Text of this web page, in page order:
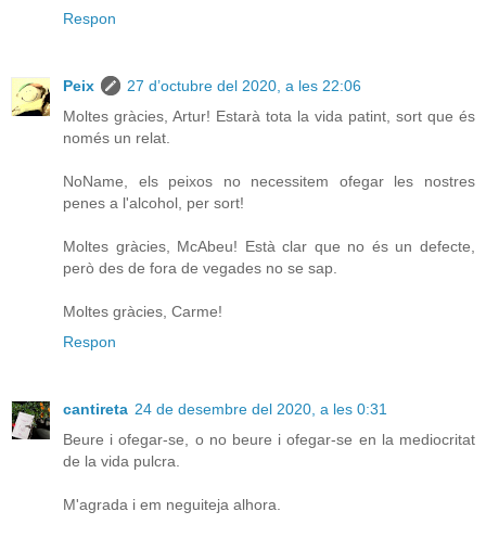
Respon
Peix
27 d’octubre del 2020, a les 22:06
Moltes gràcies, Artur! Estarà tota la vida patint, sort que és
només un relat.
NoName, els peixos no necessitem ofegar les nostres
penes a l'alcohol, per sort!
Moltes gràcies, McAbeu! Està clar que no és un defecte,
però des de fora de vegades no se sap.
Moltes gràcies, Carme!
Respon
cantireta 24 de desembre del 2020, a les 0:31
Beure i ofegar-se, o no beure i ofegar-se en la mediocritat
de la vida pulcra.
M'agrada i em neguiteja alhora.